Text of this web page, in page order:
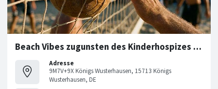
Beach Vibes zugunsten des Kinderhospizes „Pusteblume“
Adresse
9M7V+9X Königs Wusterhausen, 15713 Königs
Wusterhausen, DE